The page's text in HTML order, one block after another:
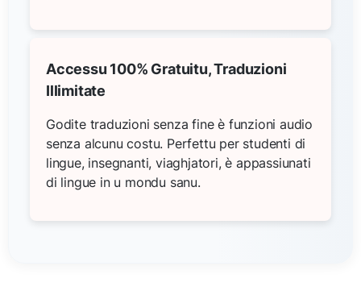
Accessu 100% Gratuitu, Traduzioni
Illimitate
Godite traduzioni senza fine è funzioni audio
senza alcunu costu. Perfettu per studenti di
lingue, insegnanti, viaghjatori, è appassiunati
di lingue in u mondu sanu.